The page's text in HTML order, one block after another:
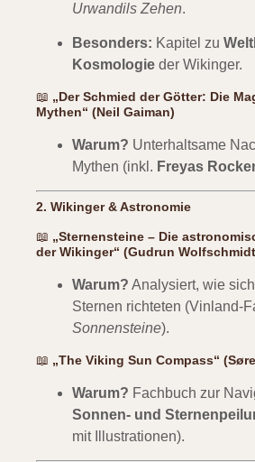
Urwandils Zehen.
Besonders: Kapitel zu
Kosmologie der Wikinger.
📖 „Der Schmied der Götter: Die
Mythen“ (Neil Gaiman)
Warum? Unterhaltsame
Mythen (inkl. Freyas
2. Wikinger & Astronomie
📖 „Sternensteine – Die
der Wikinger“ (Gudrun
Warum? Analysiert, wie
Sternen richteten (Vinland-
Sonnensteine).
📖 „The Viking Sun Compass“
Warum? Fachbuch zur
Sonnen- und
mit Illustrationen).